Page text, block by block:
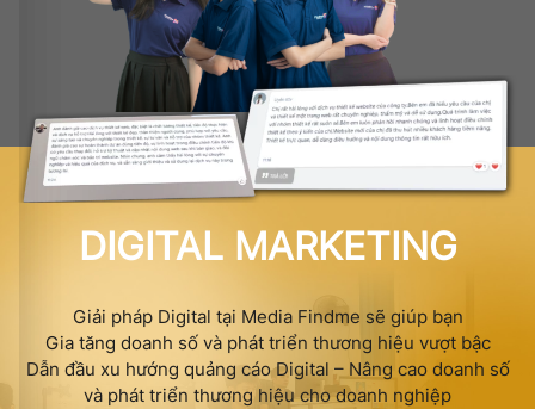
DIGITAL MARKETING
Giải pháp Digital tại Media Findme sẽ giúp bạn
Gia tăng doanh số và phát triển thương hiệu vượt bậc
Dẫn đầu xu hướng quảng cáo Digital – Nâng cao doanh số
và phát triển thương hiệu cho doanh nghiệp